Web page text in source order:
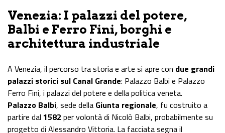
Venezia: I palazzi del potere,
Balbi e Ferro Fini, borghi e
architettura industriale
A Venezia, il percorso tra storia e arte si apre con due grandi
palazzi storici sul Canal Grande: Palazzo Balbi e Palazzo
Ferro Fini, i palazzi del potere e della politica veneta.
Palazzo Balbi, sede della Giunta regionale, fu costruito a
partire dal 1582 per volontà di Nicolò Balbi, probabilmente su
progetto di Alessandro Vittoria. La facciata segna il